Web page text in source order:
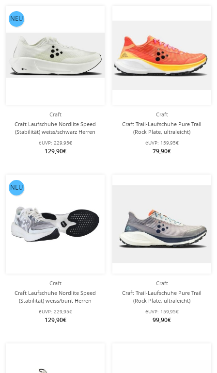
Craft
Craft Laufschuhe Nordlite Speed
(Stabilität) weiss/schwarz Herren
eUVP: 229,95€
129,90€
NEU
Craft
Craft Trail-Laufschuhe Pure Trail
(Rock Plate, ultraleicht)
orange/gelb/weiss Herren
eUVP: 159,95€
79,90€
Craft
Craft Laufschuhe Nordlite Speed
(Stabilität) weiss/bunt Herren
eUVP: 229,95€
129,90€
NEU
Craft
Craft Trail-Laufschuhe Pure Trail
(Rock Plate, ultraleicht)
dunkelgrau/blau Herren
eUVP: 159,95€
99,90€